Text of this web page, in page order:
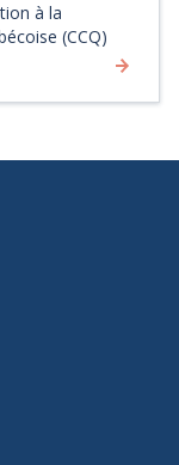
à la
(CCQ)